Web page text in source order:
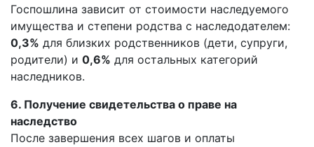
Госпошлина зависит от стоимости наследуемого
имущества и степени родства с наследодателем:
0,3% для близких родственников (дети, супруги,
родители) и 0,6% для остальных категорий
наследников.
6. Получение свидетельства о праве на
наследство
После завершения всех шагов и оплаты